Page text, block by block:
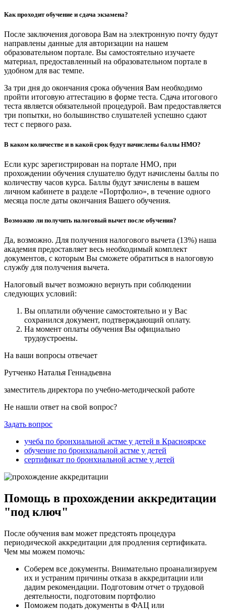
Как проходит обучение и сдача экзамена?
После заключения договора Вам на электронную почту будут
направлены данные для авторизации на нашем
образовательном портале. Вы самостоятельно изучаете
материал, предоставленный на образовательном портале в
удобном для вас темпе.
За три дня до окончания срока обучения Вам необходимо
пройти итоговую аттестацию в форме теста. Сдача итогового
теста является обязательной процедурой. Вам предоставляется
три попытки, но большинство слушателей успешно сдают
тест с первого раза.
В каком количестве и в какой срок будут начислены баллы НМО?
Если курс зарегистрирован на портале НМО, при
прохождении обучения слушателю будут начислены баллы по
количеству часов курса. Баллы будут зачислены в вашем
личном кабинете в разделе «Портфолио», в течение одного
месяца после даты окончания Вашего обучения.
Возможно ли получить налоговый вычет после обучения?
Да, возможно. Для получения налогового вычета (13%) наша
академия предоставляет весь необходимый комплект
документов, с которым Вы сможете обратиться в налоговую
службу для получения вычета.
Налоговый вычет возможно вернуть при соблюдении
следующих условий:
Вы оплатили обучение самостоятельно и у Вас
сохранился документ, подтверждающий оплату.
На момент оплаты обучения Вы официально
трудоустроены.
На ваши вопросы отвечает
Рутченко Наталья Геннадьевна
заместитель директора по учебно-методической работе
Не нашли ответ на свой вопрос?
Задать вопрос
учеба по бронхиальной астме у детей в Красноярске
обучение по бронхиальной астме у детей
сертификат по бронхиальной астме у детей
Помощь в прохождении аккредитации
"под ключ"
После обучения вам может предстоять процедура
периодической аккредитации для продления сертификата.
Чем мы можем помочь:
Соберем все документы. Внимательно проанализируем
их и устраним причины отказа в аккредитации или
дадим рекомендации. Подготовим отчет о трудовой
деятельности, подготовим портфолио
Поможем подать документы в ФАЦ или